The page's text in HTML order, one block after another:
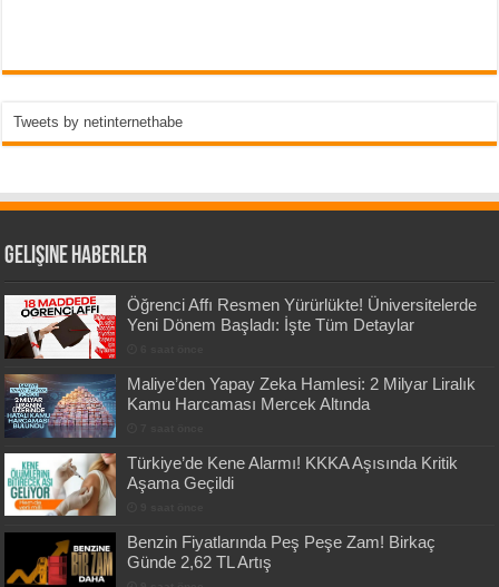
Tweets by netinternethabe
Gelişine Haberler
Öğrenci Affı Resmen Yürürlükte! Üniversitelerde
Yeni Dönem Başladı: İşte Tüm Detaylar
Maliye’den Yapay Zeka Hamlesi: 2 Milyar Liralık
Kamu Harcaması Mercek Altında
Türkiye’de Kene Alarmı! KKKA Aşısında Kritik
Aşama Geçildi
Benzin Fiyatlarında Peş Peşe Zam! Birkaç
Günde 2,62 TL Artış